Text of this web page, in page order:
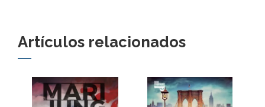
Artículos relacionados